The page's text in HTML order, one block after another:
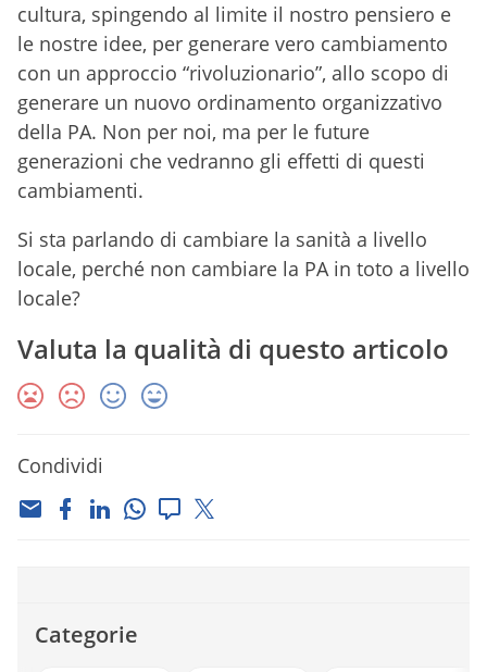
cultura, spingendo al limite il nostro pensiero e
le nostre idee, per generare vero cambiamento
con un approccio “rivoluzionario”, allo scopo di
generare un nuovo ordinamento organizzativo
della PA. Non per noi, ma per le future
generazioni che vedranno gli effetti di questi
cambiamenti.
Si sta parlando di cambiare la sanità a livello
locale, perché non cambiare la PA in toto a livello
locale?
Valuta la qualità di questo articolo
Condividi
Categorie